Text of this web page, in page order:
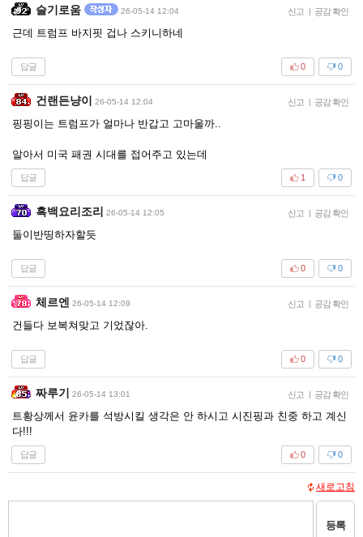
슬기로움 26-05-14 12:04 신고 | 공감 확인
근데 트럼프 바지핏 겁나 스키니하네
답글 0
0
건랜든냥이 26-05-14 12:04 신고 | 공감 확인
핑핑이는 트럼프가 얼마나 반갑고 고마울까..
알아서 미국 패권 시대를 접어주고 있는데
답글 0
1
흑백요리조리 26-05-14 12:05 신고 | 공감 확인
둘이반띵하자할듯
답글 0
0
체르엔 26-05-14 12:09 신고 | 공감 확인
건들다 보복쳐맞고 기었잖아.
답글 0
0
짜루기 26-05-14 13:01 신고 | 공감 확인
트황상께서 윤카를 석방시킬 생각은 안 하시고 시진핑과 친중 하고 계신
다!!!
답글 0
0
새로고침
등록